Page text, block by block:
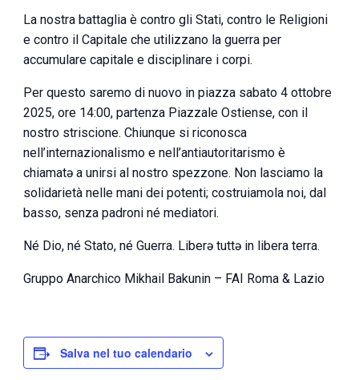
La nostra battaglia è contro gli Stati, contro le Religioni
e contro il Capitale che utilizzano la guerra per
accumulare capitale e disciplinare i corpi.
Per questo saremo di nuovo in piazza sabato 4 ottobre
2025, ore 14:00, partenza Piazzale Ostiense, con il
nostro striscione. Chiunque si riconosca
nell’internazionalismo e nell’antiautoritarismo è
chiamatə a unirsi al nostro spezzone. Non lasciamo la
solidarietà nelle mani dei potenti; costruiamola noi, dal
basso, senza padroni né mediatori.
Né Dio, né Stato, né Guerra. Liberə tuttə in libera terra.
Gruppo Anarchico Mikhail Bakunin – FAI Roma & Lazio
Salva nel tuo calendario